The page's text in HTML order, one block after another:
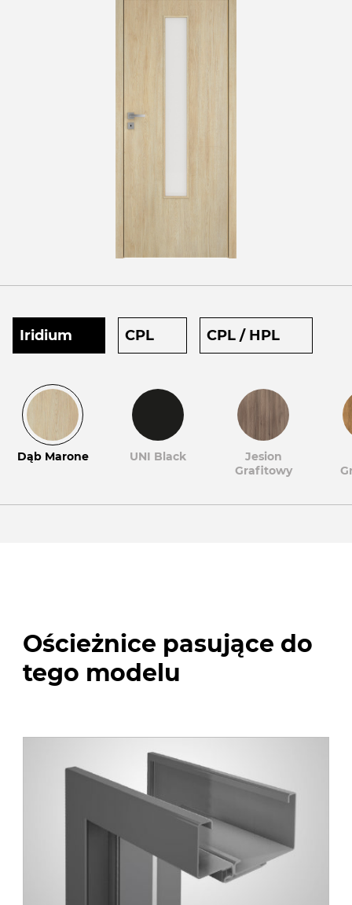
Iridium CPL CPL / HPL
Dąb Marone UNI Black
Jesion
Grafitowy
Ościeżnice pasujące do
tego modelu